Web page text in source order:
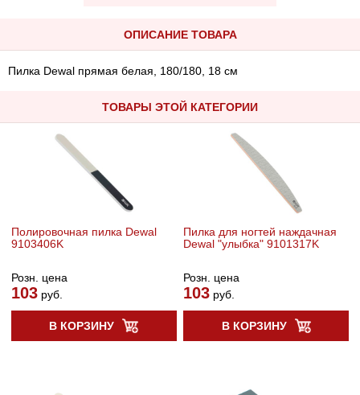
ОПИСАНИЕ ТОВАРА
Пилка Dewal прямая белая, 180/180, 18 см
ТОВАРЫ ЭТОЙ КАТЕГОРИИ
Полировочная пилка Dewal
9103406K
Розн. цена
103руб.
В КОРЗИНУ
Пилка для ногтей наждачная
Dewal "улыбка" 9101317K
Розн. цена
103 руб.
В КОРЗИНУ